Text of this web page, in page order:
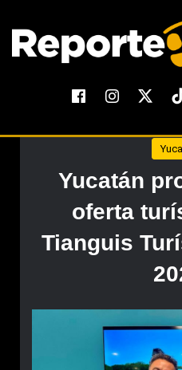
Yucatán
oferta
Tianguis